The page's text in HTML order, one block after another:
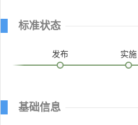
标准状态
发布 实施
基础信息